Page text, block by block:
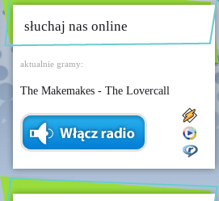
słuchaj nas online
aktualnie gramy:
The Makemakes - The Lovercall